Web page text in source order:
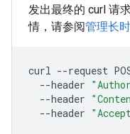
发出最终的 curl 请
情，请参阅管理长
curl --request
--header
--header
--header